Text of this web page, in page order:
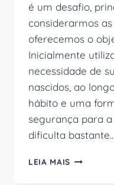
é um desafio,
considerarmos
oferecemos o
Inicialmente
necessidade de
nascidos, ao
hábito e uma
segurança para
dificulta
LEIA MAIS COMO